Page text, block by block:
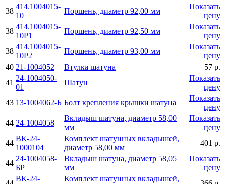
38
414.1004015-
10
Поршень, диаметр 92,00 мм
Показать
цену
38
414.1004015-
10Р1
Поршень, диаметр 92,50 мм
Показать
цену
38
414.1004015-
10Р2
Поршень, диаметр 93,00 мм
Показать
цену
40 21-1004052 Втулка шатуна
57 р.
41
24-1004050-
01
Шатун
Показать
цену
43 13-1004062-Б Болт крепления крышки шатуна
Показать
цену
44 24-1004058
Вкладыш шатуна, диаметр 58,00
мм
Показать
цену
44
ВК-24-
1000104
Комплект шатунных вкладышей,
диаметр 58,00 мм
401 р.
44
24-1004058-
БР
Вкладыш шатуна, диаметр 58,05
мм
Показать
цену
ВК-24-
Комплект шатунных вкладышей,